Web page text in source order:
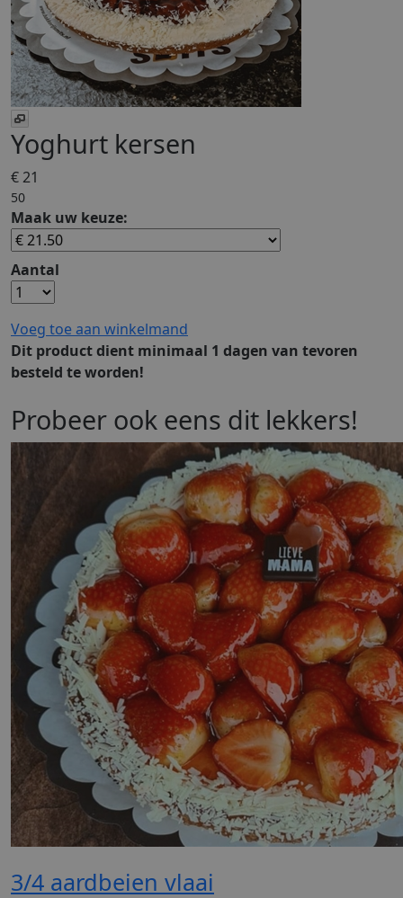
Yoghurt kersen
€ 21
50
Maak uw keuze:
Aantal
Voeg toe aan winkelmand
Dit product dient minimaal 1 dagen van tevoren
besteld te worden!
Probeer ook eens dit lekkers!
3/4 aardbeien vlaai